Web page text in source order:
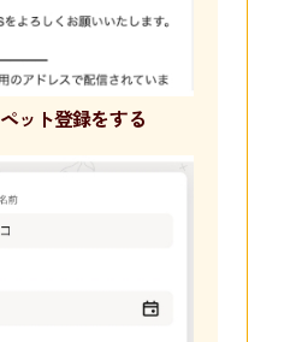
ペット登録をする